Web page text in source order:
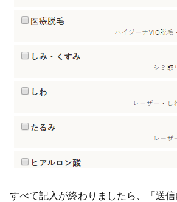
すべて記入が終わりましたら、「送